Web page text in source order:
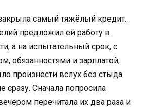
самый тяжёлый кредит.
предложил ей работу в
а на испытательный срок, с
обязанностями и зарплатой,
произнести вслух без стыда.
сразу. Сначала попросила
перечитала их два раза и